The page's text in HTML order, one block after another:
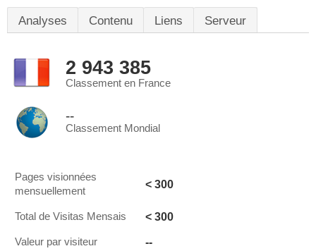
Analyses Contenu Liens Serveur
2 943 385
Classement en France
--
Classement Mondial
Pages visionnées
mensuellement
< 300
Total de Visitas Mensais < 300
Valeur par visiteur --